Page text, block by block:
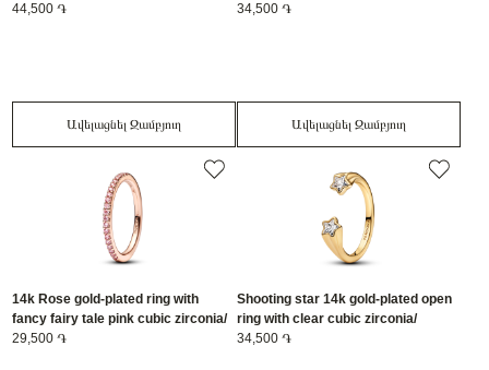
zirconia/ 193550C01-56
44,500 ֏
Ավելացնել Զամբյուղ
193510C01-58
34,500 ֏
Ավելացնել Զամբյուղ
14k Rose gold-plated ring with
fancy fairy tale pink cubic zirconia/
182999C01-54
29,500 ֏
Shooting star 14k gold-plated open
ring with clear cubic zirconia/
163582C01-56
34,500 ֏